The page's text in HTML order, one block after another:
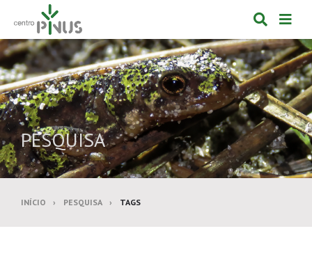
Alternar
de
de
PESQUISA
INÍCIO PESQUISA TAGS